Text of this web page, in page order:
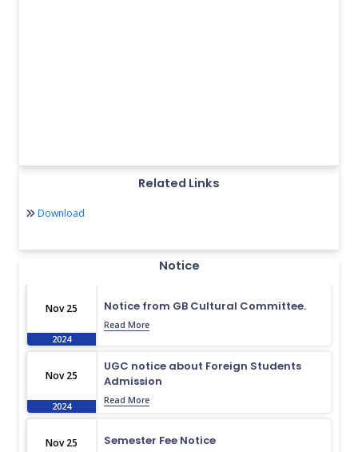
Related Links
Download
Notice
Nov 25
2024
Notice from GB Cultural Committee.
Read More
Nov 25
2024
UGC notice about Foreign Students
Admission
Read More
Nov 25 Semester Fee Notice